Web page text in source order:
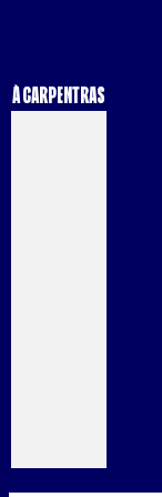
à Carpentras